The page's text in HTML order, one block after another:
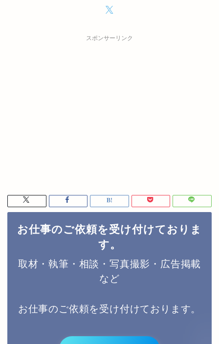
スポンサーリンク
お仕事のご依頼を受け付けておりま
す。
取材・執筆・相談・写真撮影・広告掲載
など
お仕事のご依頼を受け付けております。